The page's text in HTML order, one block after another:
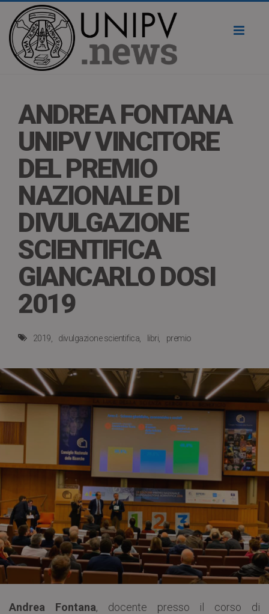
ANDREA FONTANA
UNIPV VINCITORE
DEL PREMIO
NAZIONALE DI
DIVULGAZIONE
SCIENTIFICA
GIANCARLO DOSI
2019
2019 divulgazione scientifica libri premio
Andrea Fontana, docente presso il corso di